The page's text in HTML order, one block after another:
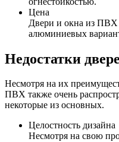
Цена
Двери и окна из ПВХ
алюминиевых
Недостатки
Несмотря на их
ПВХ также очень
некоторые из основных.
Целостность дизайна
Несмотря на свою